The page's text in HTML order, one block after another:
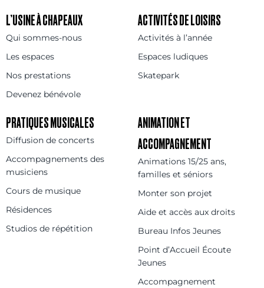
L’USINE À CHAPEAUX
Qui sommes-nous
Les espaces
Nos prestations
Devenez bénévole
ACTIVITÉS DE LOISIRS
Activités à l’année
Espaces ludiques
Skatepark
PRATIQUES MUSICALES
Diffusion de concerts
Accompagnements des
musiciens
Cours de musique
Résidences
Studios de répétition
ANIMATION ET
ACCOMPAGNEMENT
Animations 15/25 ans,
familles et séniors
Monter son projet
Aide et accès aux droits
Bureau Infos Jeunes
Point d’Accueil Écoute
Jeunes
Accompagnement